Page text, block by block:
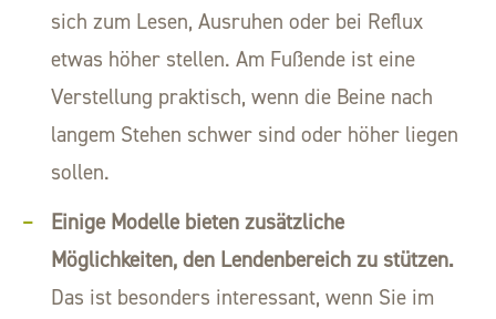
sich zum Lesen, Ausruhen oder bei Reflux
etwas höher stellen. Am Fußende ist eine
Verstellung praktisch, wenn die Beine nach
langem Stehen schwer sind oder höher liegen
sollen.
Einige Modelle bieten zusätzliche
Möglichkeiten, den Lendenbereich zu stützen.
Das ist besonders interessant, wenn Sie im